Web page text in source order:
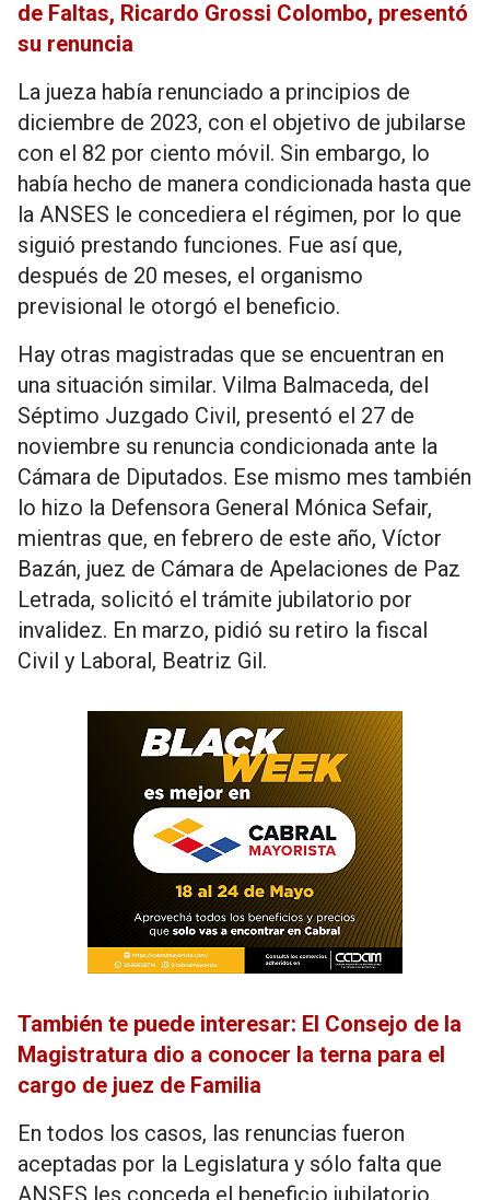
de Faltas, Ricardo Grossi Colombo, presentó
su renuncia
La jueza había renunciado a principios de
diciembre de 2023, con el objetivo de jubilarse
con el 82 por ciento móvil. Sin embargo, lo
había hecho de manera condicionada hasta que
la ANSES le concediera el régimen, por lo que
siguió prestando funciones. Fue así que,
después de 20 meses, el organismo
previsional le otorgó el beneficio.
Hay otras magistradas que se encuentran en
una situación similar. Vilma Balmaceda, del
Séptimo Juzgado Civil, presentó el 27 de
noviembre su renuncia condicionada ante la
Cámara de Diputados. Ese mismo mes también
lo hizo la Defensora General Mónica Sefair,
mientras que, en febrero de este año, Víctor
Bazán, juez de Cámara de Apelaciones de Paz
Letrada, solicitó el trámite jubilatorio por
invalidez. En marzo, pidió su retiro la fiscal
Civil y Laboral, Beatriz Gil.
También te puede interesar: El Consejo de la
Magistratura dio a conocer la terna para el
cargo de juez de Familia
En todos los casos, las renuncias fueron
aceptadas por la Legislatura y sólo falta que
ANSES les conceda el beneficio jubilatorio.